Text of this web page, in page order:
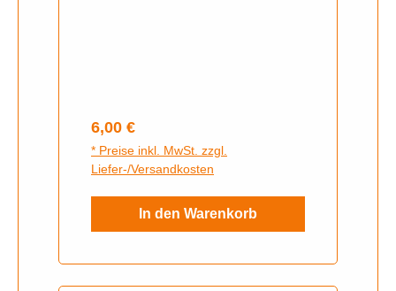
Regulärer Preis:
6,00 €
* Preise inkl. MwSt. zzgl.
Liefer-/Versandkosten
In den Warenkorb